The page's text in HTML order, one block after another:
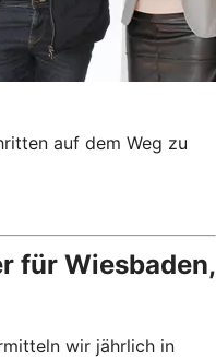
auf dem Weg zu
für Wiesbaden,
wir jährlich in